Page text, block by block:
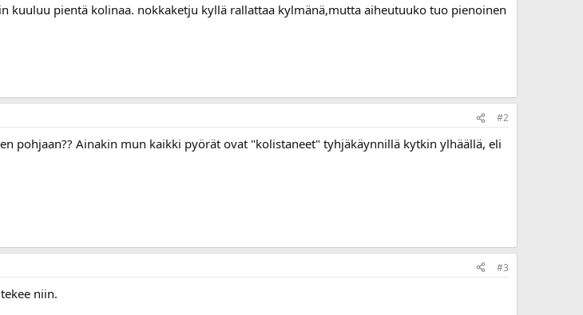
kuuluu pientä kolinaa. nokkaketju kyllä rallattaa kylmänä,mutta aiheutuuko tuo pienoinen
#2
pohjaan?? Ainakin mun kaikki pyörät ovat "kolistaneet" tyhjäkäynnillä kytkin ylhäällä, eli
#3
niin.